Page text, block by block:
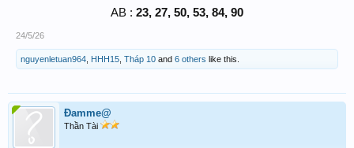
AB : 23, 27, 50, 53, 84, 90
24/5/26
nguyenletuan964 HHH15 Tháp 10 and 6 others like this.
Đamme@
Thần Tài